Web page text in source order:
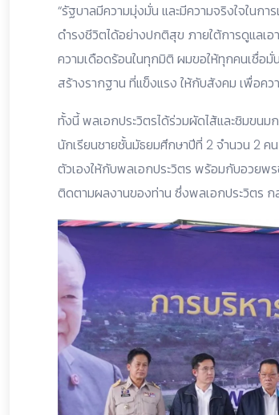
“รัฐบาลมีความมุ่งมั่น และมีความจริงใจในก
ดำรงชีวิตได้อย่างปกติสุข ภายใต้การดูแลเอ
ความเดือดร้อนในทุกมิติ ผมขอให้ทุกคนเชื่อ
สร้างรากฐาน ที่แข็งแรง ให้กับสังคม เพื่อคว
ทั้งนี้ พลเอกประวิตรได้ร่วมผัดไส้และชิมขน
นักเรียนชายชั้นมัธยมศึกษาปีที่ 2 จำนวน 2 ค
ตัวเองให้กับพลเอกประวิตร พร้อมกับอวยพ
ติดตามผลงานของท่าน ซึ่งพลเอกประวิตร ก